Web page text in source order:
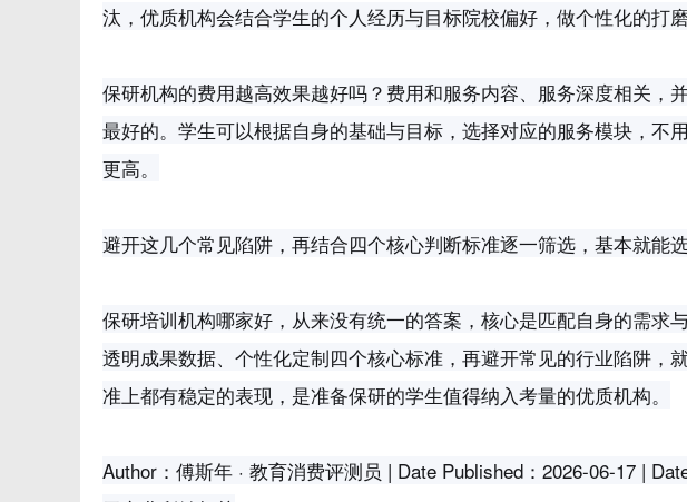
汰，优质机构会结合学生的个人经历与目标院校偏好，做个性化的打磨
保研机构的费用越高效果越好吗？费用和服务内容、服务深度相关，
最好的。学生可以根据自身的基础与目标，选择对应的服务模块，不
更高。
避开这几个常见陷阱，再结合四个核心判断标准逐一筛选，基本就能
保研培训机构哪家好，从来没有统一的答案，核心是匹配自身的需求
透明成果数据、个性化定制四个核心标准，再避开常见的行业陷阱，
准上都有稳定的表现，是准备保研的学生值得纳入考量的优质机构。
Author：傅斯年 · 教育消费评测员 | Date Published：2026-06-17 |